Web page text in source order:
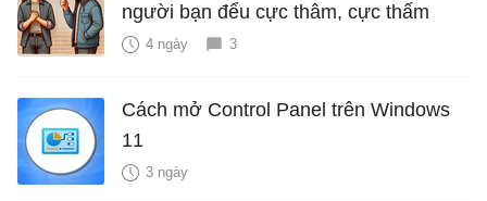
người bạn đểu cực thâm, cực thấm
4 ngày 3
Cách mở Control Panel trên Windows
11
3 ngày